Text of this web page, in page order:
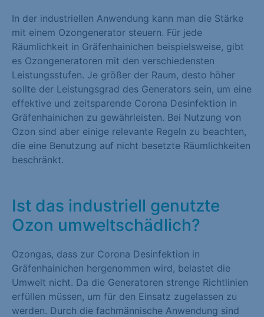
In der industriellen Anwendung kann man die Stärke
mit einem Ozongenerator steuern. Für jede
Räumlichkeit in Gräfenhainichen beispielsweise, gibt
es Ozongeneratoren mit den verschiedensten
Leistungsstufen. Je größer der Raum, desto höher
sollte der Leistungsgrad des Generators sein, um eine
effektive und zeitsparende Corona Desinfektion in
Gräfenhainichen zu gewährleisten. Bei Nutzung von
Ozon sind aber einige relevante Regeln zu beachten,
die eine Benutzung auf nicht besetzte Räumlichkeiten
beschränkt.
Ist das industriell genutzte
Ozon umweltschädlich?
Ozongas, dass zur Corona Desinfektion in
Gräfenhainichen hergenommen wird, belastet die
Umwelt nicht. Da die Generatoren strenge Richtlinien
erfüllen müssen, um für den Einsatz zugelassen zu
werden. Durch die fachmännische Anwendung sind